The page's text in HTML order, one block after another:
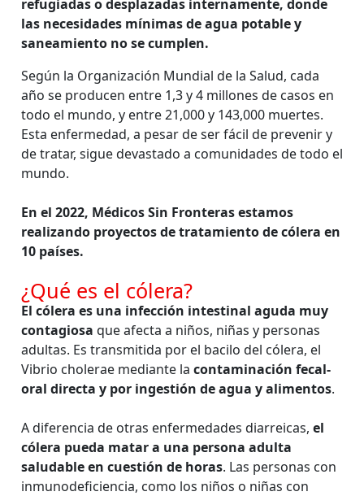
refugiadas o desplazadas internamente, donde
las necesidades mínimas de agua potable y
saneamiento no se cumplen.
Según la Organización Mundial de la Salud, cada
año se producen entre 1,3 y 4 millones de casos en
todo el mundo, y entre 21,000 y 143,000 muertes.
Esta enfermedad, a pesar de ser fácil de prevenir y
de tratar, sigue devastado a comunidades de todo el
mundo.
En el 2022, Médicos Sin Fronteras estamos
realizando proyectos de tratamiento de cólera en
10 países.
¿Qué es el cólera?
El cólera es una infección intestinal aguda muy
contagiosa que afecta a niños, niñas y personas
adultas. Es transmitida por el bacilo del cólera, el
Vibrio cholerae mediante la contaminación fecal-
oral directa y por ingestión de agua y alimentos.
A diferencia de otras enfermedades diarreicas, el
cólera pueda matar a una persona adulta
saludable en cuestión de horas. Las personas con
inmunodeficiencia, como los niños o niñas con